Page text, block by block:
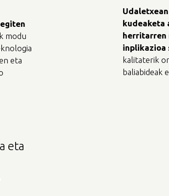
egiten
modu
eta
Udaletxean
kudeaketa
herritarren
inplikazioa
kalitaterik
baliabideak
eta